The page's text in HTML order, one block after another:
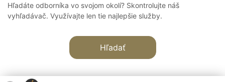
Hľadáte odborníka vo svojom okolí? Skontrolujte náš
vyhľadávač. Využívajte len tie najlepšie služby.
Hľadať